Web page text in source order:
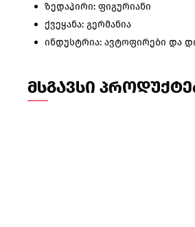
ზედაპირი: ფიგურიანი
ქვეყანა: გერმანია
ინდუსტრია: ავტოფირები და
ᲛᲡᲒᲐᲕᲡᲘ